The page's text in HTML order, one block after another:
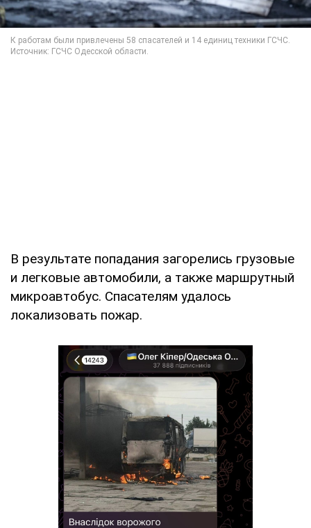
В результате попадания загорелись грузовые
и легковые автомобили, а также маршрутный
микроавтобус. Спасателям удалось
локализовать пожар.